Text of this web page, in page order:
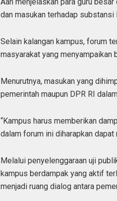
dan masukan terhadap substansi
Selain kalangan kampus, forum
masyarakat yang
Menurutnya, masukan yang
pemerintah maupun DPR RI
“Kampus harus memberikan
dalam forum ini diharapkan
Melalui penyelenggaraan uji
kampus berdampak yang aktif
menjadi ruang dialog antara